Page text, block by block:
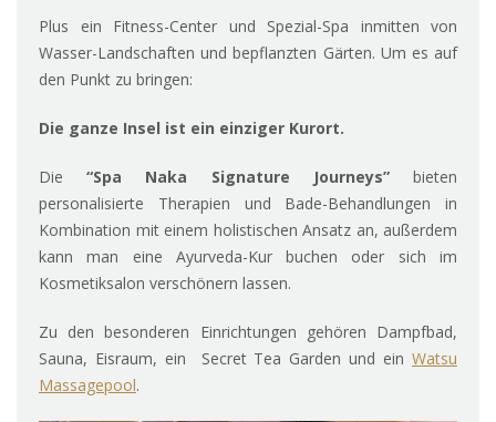
Plus ein Fitness-Center und Spezial-Spa inmitten von
Wasser-Landschaften und bepflanzten Gärten. Um es auf
den Punkt zu bringen:
Die ganze Insel ist ein einziger Kurort.
Die“Spa Naka Signature Journeys”bieten
personalisierte Therapien und Bade-Behandlungen in
Kombination mit einem holistischen Ansatz an, außerdem
kann man eine Ayurveda-Kur buchen oder sich im
Kosmetiksalon verschönern lassen.
Zu den besonderen Einrichtungen gehören Dampfbad,
Sauna, Eisraum, ein Secret Tea Garden und ein Watsu
Massagepool.